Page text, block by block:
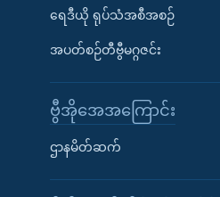
ရေဒီယို ရုပ်သံအစီအစဉ်
အပတ်စဉ်တီဗွီမဂ္ဂဇင်း
ဗွီအိုအေအကြောင်း
ဌာနမိတ်ဆက်